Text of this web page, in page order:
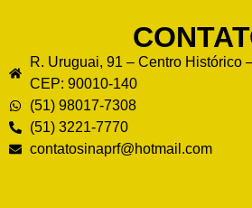
R. Uruguai, 91 – Centro Histórico
CEP: 90010-140
(‪51) 98017‑7308
(51) 3221-7770
contatosinaprf@hotmail.com